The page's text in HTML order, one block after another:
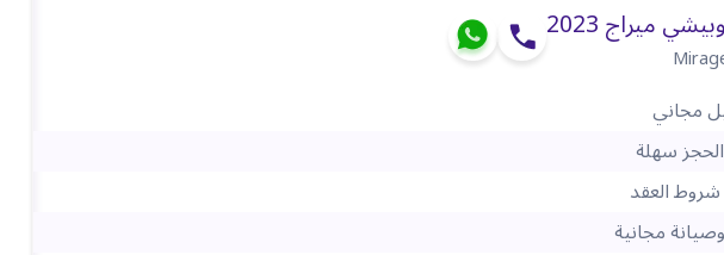
ميراج 2023
مجاني
سهلة
العقد
مجانية